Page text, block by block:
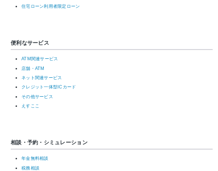
住宅ローン利用者限定ローン
便利なサービス
ATM関連サービス
店舗・ATM
ネット関連サービス
クレジット一体型ICカード
その他サービス
えすここ
相談・予約・シミュレーション
年金無料相談
税務相談